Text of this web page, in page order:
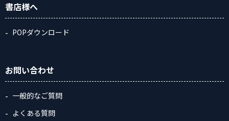
書店様へ
POPダウンロード
お問い合わせ
一般的なご質問
よくある質問